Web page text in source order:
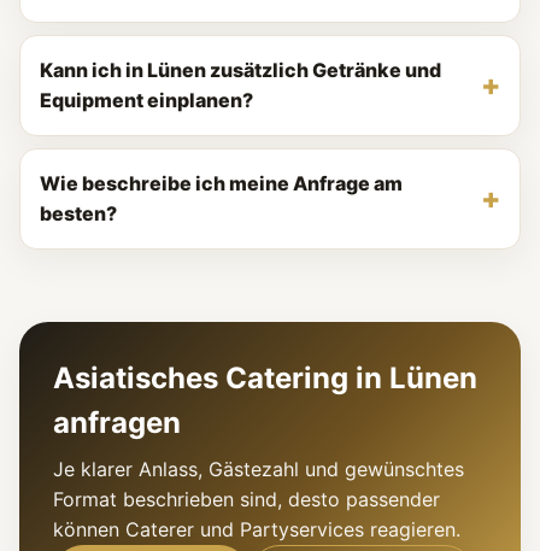
Kann ich in Lünen zusätzlich Getränke und
Equipment einplanen?
Wie beschreibe ich meine Anfrage am
besten?
Asiatisches Catering in Lünen
anfragen
Je klarer Anlass, Gästezahl und gewünschtes
Format beschrieben sind, desto passender
können Caterer und Partyservices reagieren.